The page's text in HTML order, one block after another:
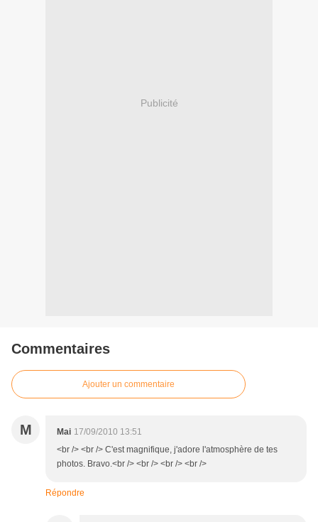
Publicité
Commentaires
Ajouter un commentaire
M Mai 17/09/2010 13:51
<br /> <br /> C'est magnifique, j'adore l'atmosphère de tes
photos. Bravo.<br /> <br /> <br /> <br />
Répondre